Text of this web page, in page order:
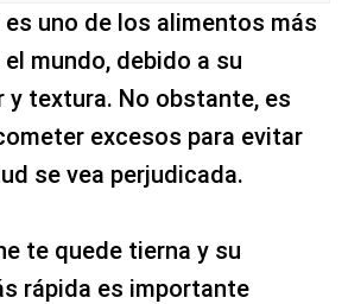
es uno de los alimentos más
mundo, debido a su
y textura. No obstante, es
excesos para evitar
se vea perjudicada.
te quede tierna y su
rápida es importante